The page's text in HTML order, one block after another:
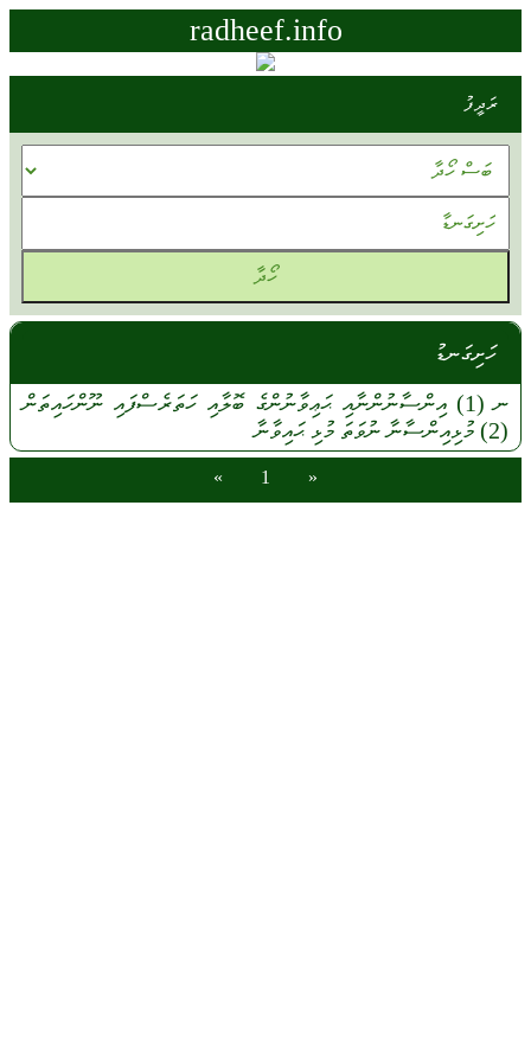
radheef.info
ރަދީފު
ހަށިގަނޑު
ނ (1) އިންސާނުންނާއިޙަޢިވާނުންގެބޮލާއިހަތަރެސްފައި ނޫންހައިތަން
(2)
މުޅިއިންސާނާނުވަތަ މުޅިޙައިވާނާ
«
1
»